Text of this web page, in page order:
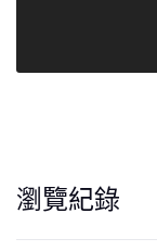
瀏覽紀錄